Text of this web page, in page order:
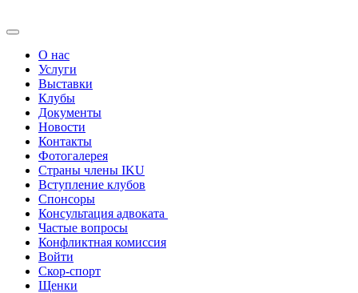
О нас
Услуги
Выставки
Клубы
Документы
Новости
Контакты
Фотогалерея
Страны члены IKU
Вступление клубов​
Спонсоры
Консультация адвоката ​
Частые вопросы
Конфликтная комиссия
Войти
Скор-спорт
Щенки